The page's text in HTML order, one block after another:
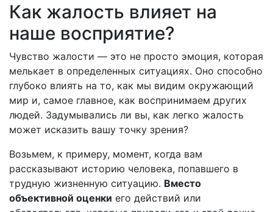
Как жалость влияет на
наше восприятие?
Чувство жалости — это не просто эмоция, которая
мелькает в определенных ситуациях. Оно способно
глубоко влиять на то, как мы видим окружающий
мир и, самое главное, как воспринимаем других
людей. Задумывались ли вы, как легко жалость
может исказить вашу точку зрения?
Возьмем, к примеру, момент, когда вам
рассказывают историю человека, попавшего в
трудную жизненную ситуацию. Вместо
объективной оценки его действий или